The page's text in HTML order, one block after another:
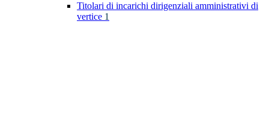
Titolari di incarichi dirigenziali amministrativi di
vertice 1